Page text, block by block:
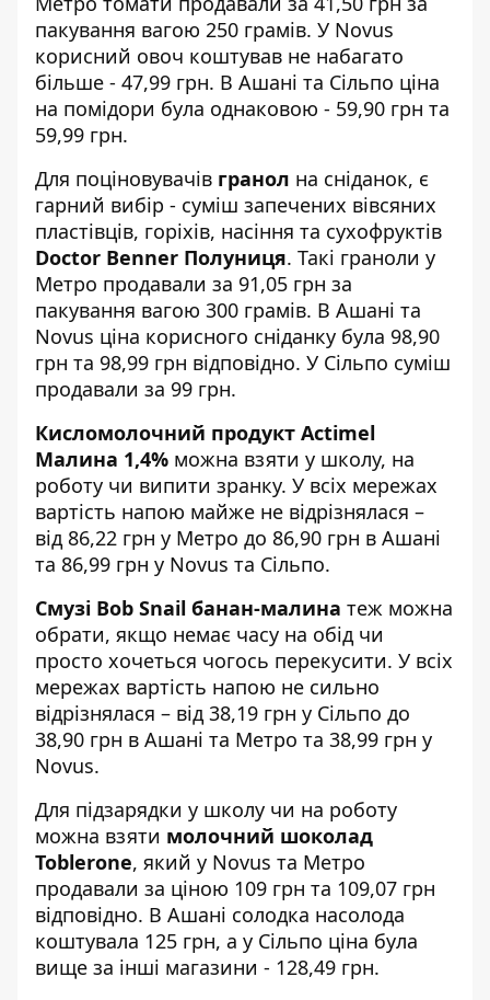
пакування вагою 250 грамів. У Novus
корисний овоч коштував не набагато
більше - 47,99 грн. В Ашані та Сільпо ціна
на помідори була однаковою - 59,90 грн та
59,99 грн.
Для поціновувачів гранол на сніданок, є
гарний вибір - суміш запечених вівсяних
пластівців, горіхів, насіння та сухофруктів
Doctor Benner Полуниця. Такі граноли у
Метро продавали за 91,05 грн за
пакування вагою 300 грамів. В Ашані та
Novus ціна корисного сніданку була 98,90
грн та 98,99 грн відповідно. У Сільпо суміш
продавали за 99 грн.
Кисломолочний продукт Actimel
Малина 1,4% можна взяти у школу, на
роботу чи випити зранку. У всіх мережах
вартість напою майже не відрізнялася –
від 86,22 грн у Метро до 86,90 грн в Ашані
та 86,99 грн у Novus та Сільпо.
Смузі Bob Snail банан-малина теж можна
обрати, якщо немає часу на обід чи
просто хочеться чогось перекусити. У всіх
мережах вартість напою не сильно
відрізнялася – від 38,19 грн у Сільпо до
38,90 грн в Ашані та Метро та 38,99 грн у
Novus.
Для підзарядки у школу чи на роботу
можна взяти молочний шоколад
Toblerone, який у Novus та Метро
продавали за ціною 109 грн та 109,07 грн
відповідно. В Ашані солодка насолода
коштувала 125 грн, а у Сільпо ціна була
вище за інші магазини - 128,49 грн.